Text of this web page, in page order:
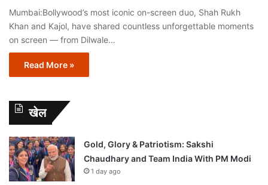
Mumbai:Bollywood’s most iconic on-screen duo, Shah Rukh
Khan and Kajol, have shared countless unforgettable moments
on screen — from Dilwale…
Read More »
खेल
Gold, Glory & Patriotism: Sakshi
Chaudhary and Team India With PM Modi
1 day ago